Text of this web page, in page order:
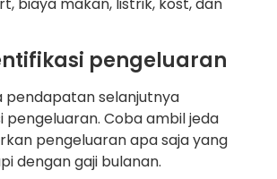
pengeluaran
pendapatan selanjutnya
pengeluaran. Coba ambil jeda
pengeluaran apa saja yang
dengan gaji bulanan.